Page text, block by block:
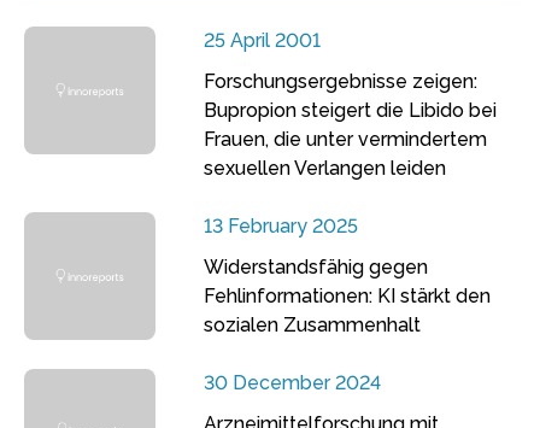
25 April 2001
Forschungsergebnisse zeigen:
Bupropion steigert die Libido bei
Frauen, die unter vermindertem
sexuellen Verlangen leiden
13 February 2025
Widerstandsfähig gegen
Fehlinformationen: KI stärkt den
sozialen Zusammenhalt
30 December 2024
Arzneimittelforschung mit